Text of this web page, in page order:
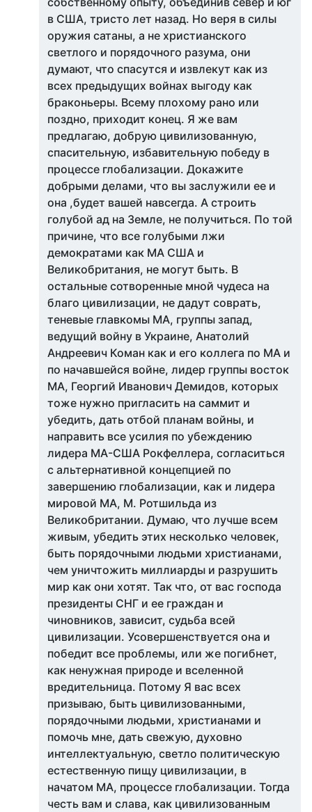
в США, тристо лет назад. Но веря в силы
оружия сатаны, а не христианского
светлого и порядочного разума, они
думают, что спасутся и извлекут как из
всех предыдущих войнах выгоду как
браконьеры. Всему плохому рано или
поздно, приходит конец. Я же вам
предлагаю, добрую цивилизованную,
спасительную, избавительную победу в
процессе глобализации. Докажите
добрыми делами, что вы заслужили ее и
она ,будет вашей навсегда. А строить
голубой ад на Земле, не получиться. По той
причине, что все голубыми лжи
демократами как МА США и
Великобритания, не могут быть. В
остальные сотворенные мной чудеса на
благо цивилизации, не дадут соврать,
теневые главкомы МА, группы запад,
ведущий войну в Украине, Анатолий
Андреевич Коман как и его коллега по МА и
по начавшейся войне, лидер группы восток
МА, Георгий Иванович Демидов, которых
тоже нужно пригласить на саммит и
убедить, дать отбой планам войны, и
направить все усилия по убеждению
лидера МА-США Рокфеллера, согласиться
с альтернативной концепцией по
завершению глобализации, как и лидера
мировой МА, М. Ротшильда из
Великобритании. Думаю, что лучше всем
живым, убедить этих несколько человек,
быть порядочными людьми христианами,
чем уничтожить миллиарды и разрушить
мир как они хотят. Так что, от вас господа
президенты СНГ и ее граждан и
чиновников, зависит, судьба всей
цивилизации. Усовершенствуется она и
победит все проблемы, или же погибнет,
как ненужная природе и вселенной
вредительница. Потому Я вас всех
призываю, быть цивилизованными,
порядочными людьми, христианами и
помочь мне, дать свежую, духовно
интеллектуальную, светло политическую
естественную пищу цивилизации, в
начатом МА, процессе глобализации. Тогда
честь вам и слава, как цивилизованным